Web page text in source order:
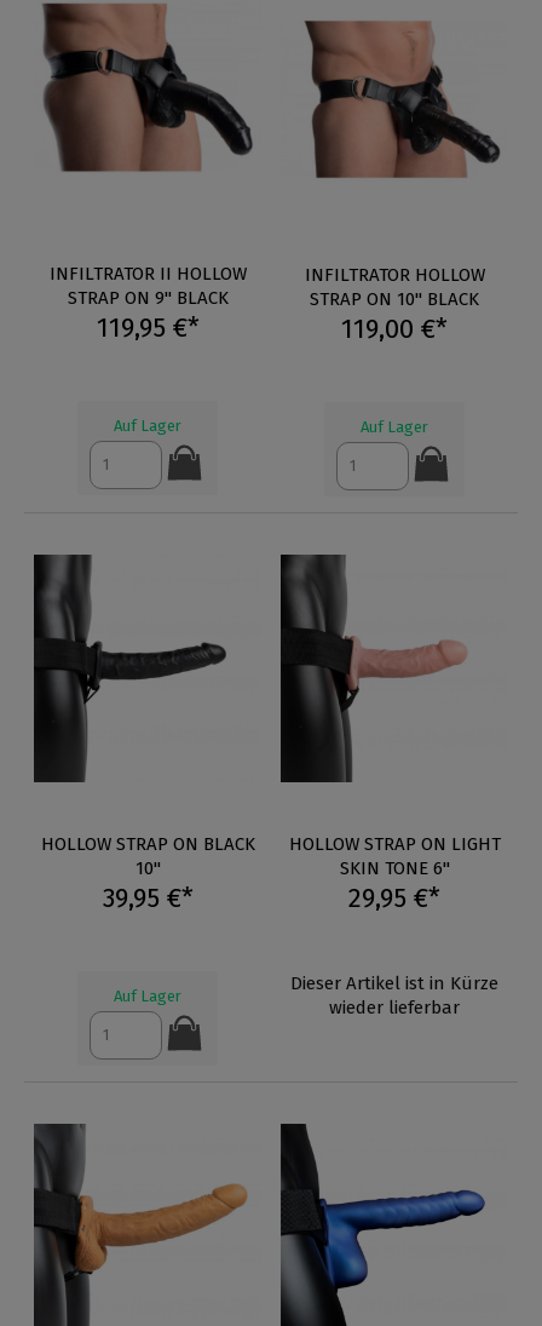
INFILTRATOR II HOLLOW
STRAP ON 9" BLACK
119,95 €*
Auf Lager
INFILTRATOR HOLLOW
STRAP ON 10" BLACK
119,00 €*
Auf Lager
HOLLOW STRAP ON BLACK
10"
39,95 €*
Auf Lager
HOLLOW STRAP ON LIGHT
SKIN TONE 6"
29,95 €*
Dieser Artikel ist in Kürze
wieder lieferbar